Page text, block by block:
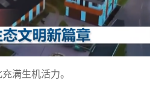
满生机活力。